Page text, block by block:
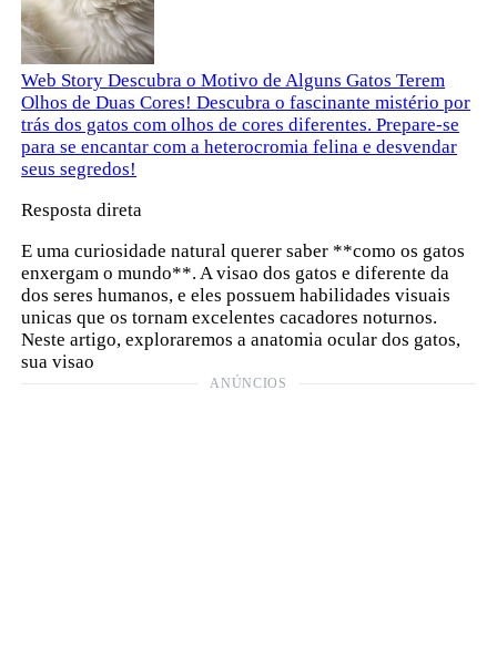
Web StoryDescubra o Motivo de Alguns Gatos Terem
Olhos de Duas Cores!Descubra o fascinante mistério por
trás dos gatos com olhos de cores diferentes. Prepare-se
para se encantar com a heterocromia felina e desvendar
seus segredos!
Resposta direta
E uma curiosidade natural querer saber **como os gatos
enxergam o mundo**. A visao dos gatos e diferente da
dos seres humanos, e eles possuem habilidades visuais
unicas que os tornam excelentes cacadores noturnos.
Neste artigo, exploraremos a anatomia ocular dos gatos,
sua visao
ANÚNCIOS